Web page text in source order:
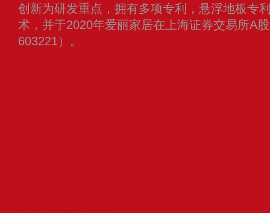
创新为研发重点，拥有多项专利，悬浮地板专
术，并于2020年爱丽家居在上海证券交易所A
603221）。